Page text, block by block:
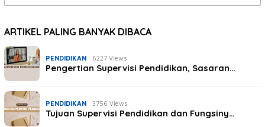
for:
ARTIKEL PALING BANYAK DIBACA
PENDIDIKAN 6227 Views
Pengertian Supervisi Pendidikan, Sasaran…
PENDIDIKAN 3756 Views
Tujuan Supervisi Pendidikan dan Fungsiny…